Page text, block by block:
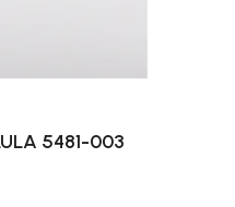
5481-003